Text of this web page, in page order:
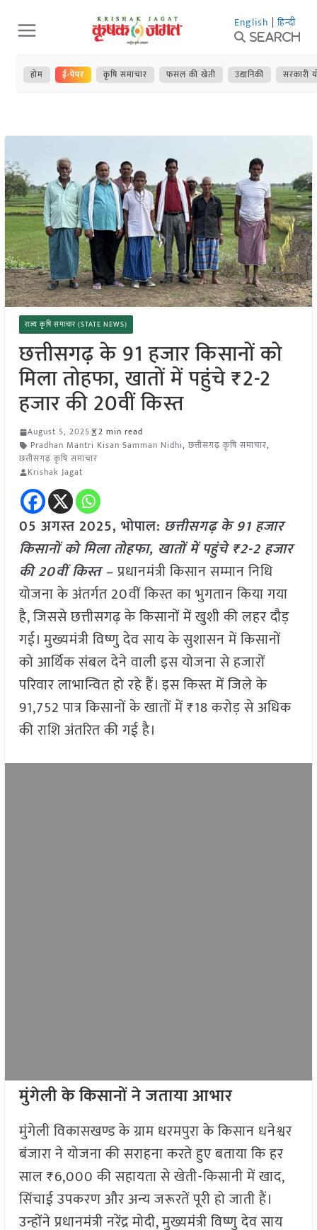
Skip
to
content
English | हिन्दी
Search
होम ई-पेपर कृषि समाचार फसल की खेती उद्यानिकी सरकारी
राज्य कृषि समाचार (STATE NEWS)
छत्तीसगढ़ के 91 हजार किसानों को
मिला तोहफा, खातों में पहुंचे ₹2-2
हजार की 20वीं किस्त
August 5, 2025
2 min read
Pradhan Mantri Kisan Samman Nidhi, छत्तीसगढ़ कृषि समाचार,
छत्तीसगढ़ कृषि समाचार
Krishak Jagat
05 अगस्त 2025, भोपाल: छत्तीसगढ़ के 91 हजार
किसानों को मिला तोहफा, खातों में पहुंचे ₹2-2 हजार
की 20वीं किस्त –प्रधानमंत्री किसान सम्मान निधि
योजना के अंतर्गत 20वीं किस्त का भुगतान किया गया
है, जिससे छत्तीसगढ़ के किसानों में खुशी की लहर दौड़
गई। मुख्यमंत्री विष्णु देव साय के सुशासन में किसानों
को आर्थिक संबल देने वाली इस योजना से हजारों
परिवार लाभान्वित हो रहे हैं। इस किस्त में जिले के
91,752 पात्र किसानों के खातों में ₹18 करोड़ से अधिक
की राशि अंतरित की गई है।
मुंगेली के किसानों ने जताया आभार
मुंगेली विकासखण्ड के ग्राम धरमपुरा के किसान धनेश्वर
बंजारा ने योजना की सराहना करते हुए बताया कि हर
साल ₹6,000 की सहायता से खेती-किसानी में खाद,
सिंचाई उपकरण और अन्य जरूरतें पूरी हो जाती हैं।
उन्होंने प्रधानमंत्री नरेंद्र मोदी, मुख्यमंत्री विष्णु देव साय